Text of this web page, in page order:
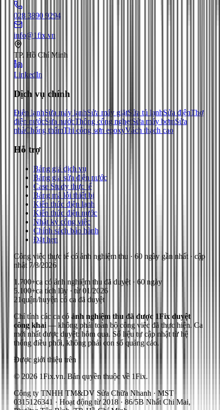
028 3890 9294
info@1fix.vn
TP. Hồ Chí Minh
LinkedIn
Dịch vụ chính
Điện lạnhSửa máy lạnhSửa máy giặtSửa tủ lạnhSửa điệnThợ
điện nướcSửa nướcThông cống nghẹtSửa máy bơmSửa
nhàChống thấmThi công sơn epoxyVách thạch cao
Hỗ trợ
Bảng giá dịch vụ
Bảng giá sửa điện nước
Case Study thực tế
Bảng mã lỗi thiết bị
Kiến thức điện lạnh
Kiến thức điện nước
Nhật ký công việc
Chính sách bảo hành
Đặt hẹn
Công việc thực tế có ảnh nghiệm thu · 60 ngày gần nhất · cập
nhật 7/8/2026
1.700+ca có ảnh nghiệm thu đã duyệt · 60 ngày
5.100+ca tích lũy · từ 01/2026
21quận/huyện có ca đã duyệt
Chỉ tính các ca có ảnh nghiệm thu đã được 1Fix duyệt
công khai — không phải toàn bộ công việc đã thực hiện. Ca
mới nhất được duyệt: hôm qua. Số liệu tự cập nhật từ hệ
thống điều phối, không phải con số quảng cáo.
Được giới thiệu trên
© 2026 1Fix.vn. Bản quyền thuộc về 1Fix.
Công ty TNHH TM&DV Sửa Chữa Nhanh · MST
0315126341 · Hoạt động từ 2018 · 86/5B Nhất Chi Mai,